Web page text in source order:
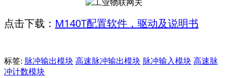
点击下载： M140T配置软件，驱动及说明书
标签: 脉冲输出模块 高速脉冲输出模块 脉冲输入模块 高速脉
冲计数模块